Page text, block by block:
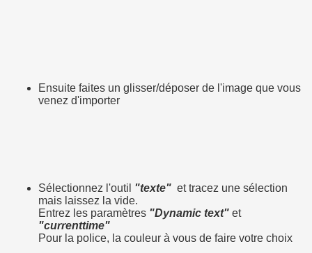
Ensuite faites un glisser/déposer de l'image que vous
venez d'importer
Sélectionnez l'outil "texte" et tracez une sélection
mais laissez la vide.
Entrez les paramètres "Dynamic text" et
"currenttime"
Pour la police, la couleur à vous de faire votre choix